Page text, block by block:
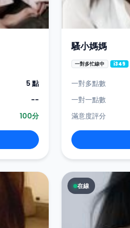
5 點
--
100分
騷小媽媽
一對多忙線中 i349
一對多點數
一對一點數
滿意度評分
在線